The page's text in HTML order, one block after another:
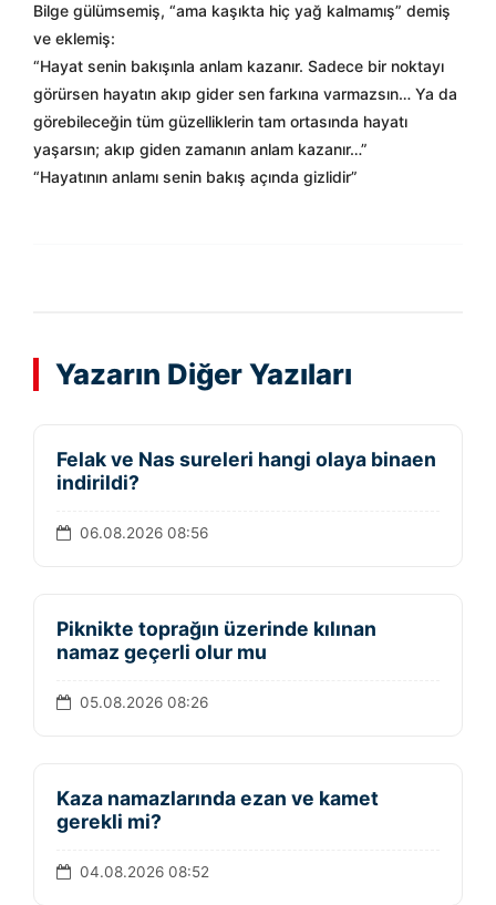
Bilge gülümsemiş, “ama kaşıkta hiç yağ kalmamış” demiş
ve eklemiş:
“Hayat senin bakışınla anlam kazanır. Sadece bir noktayı
görürsen hayatın akıp gider sen farkına varmazsın… Ya da
görebileceğin tüm güzelliklerin tam ortasında hayatı
yaşarsın; akıp giden zamanın anlam kazanır…”
“Hayatının anlamı senin bakış açında gizlidir”
Yazarın Diğer Yazıları
Felak ve Nas sureleri hangi olaya binaen
indirildi?
06.08.2026 08:56
Piknikte toprağın üzerinde kılınan
namaz geçerli olur mu
05.08.2026 08:26
Kaza namazlarında ezan ve kamet
gerekli mi?
04.08.2026 08:52